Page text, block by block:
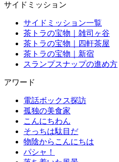
サイドミッション
サイドミッション一覧
茶トラの宝物｜雑司ヶ谷
茶トラの宝物｜四軒茶屋
茶トラの宝物｜新宿
スランプスナップの進め方
アワード
電話ボックス探訪
孤独の美食家
こんにちわん
そっちは駄目だ
物陰からこんにちは
パシャ！